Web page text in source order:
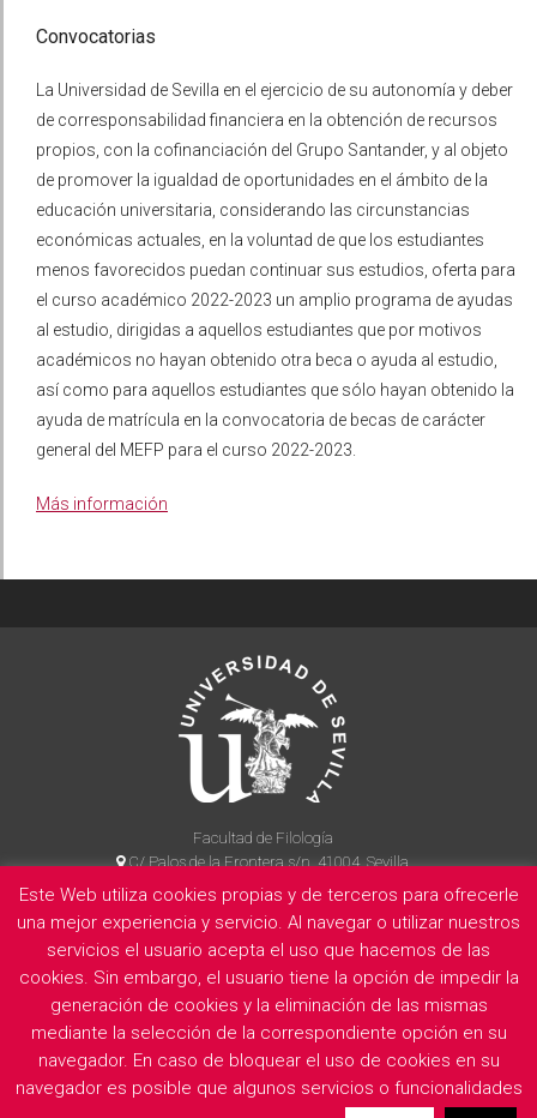
Convocatorias
La Universidad de Sevilla en el ejercicio de su autonomía y deber
de corresponsabilidad financiera en la obtención de recursos
propios, con la cofinanciación del Grupo Santander, y al objeto
de promover la igualdad de oportunidades en el ámbito de la
educación universitaria, considerando las circunstancias
económicas actuales, en la voluntad de que los estudiantes
menos favorecidos puedan continuar sus estudios, oferta para
el curso académico 2022-2023 un amplio programa de ayudas
al estudio, dirigidas a aquellos estudiantes que por motivos
académicos no hayan obtenido otra beca o ayuda al estudio,
así como para aquellos estudiantes que sólo hayan obtenido la
ayuda de matrícula en la convocatoria de becas de carácter
general del MEFP para el curso 2022-2023.
Más información
Facultad de Filología
C/ Palos de la Frontera s/n, 41004, Sevilla
954 55 14 90
La Facultad Información legal Politica de privacidad Cookies
E
Este Web utiliza cookies propias y de terceros para ofrecerle
una mejor experiencia y servicio. Al navegar o utilizar nuestros
servicios el usuario acepta el uso que hacemos de las
cookies. Sin embargo, el usuario tiene la opción de impedir la
generación de cookies y la eliminación de las mismas
mediante la selección de la correspondiente opción en su
navegador. En caso de bloquear el uso de cookies en su
navegador es posible que algunos servicios o funcionalidades